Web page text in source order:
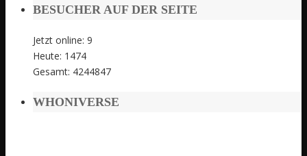
BESUCHER AUF DER SEITE
Jetzt online: 9
Heute: 1474
Gesamt: 4244847
WHONIVERSE